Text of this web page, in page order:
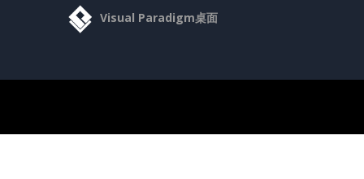
Visual Paradigm桌面